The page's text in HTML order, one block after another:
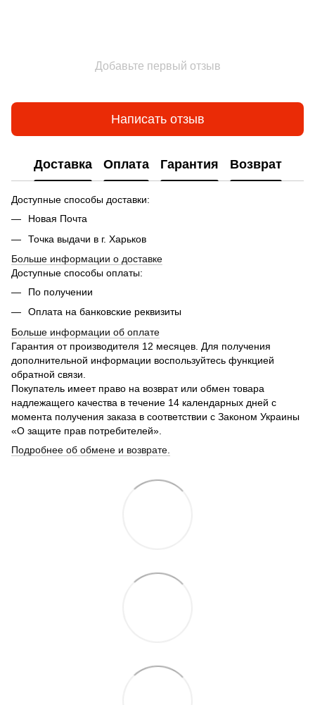
Добавьте первый отзыв
Написать отзыв
Доставка Оплата Гарантия Возврат
Доступные способы доставки:
Новая Почта
Точка выдачи в г. Харьков
Больше информации о доставке
Доступные способы оплаты:
По получении
Оплата на банковские реквизиты
Больше информации об оплате
Гарантия от производителя 12 месяцев. Для получения
дополнительной информации воспользуйтесь функцией
обратной связи.
Покупатель имеет право на возврат или обмен товара
надлежащего качества в течение 14 календарных дней с
момента получения заказа в соответствии с Законом Украины
«О защите прав потребителей».
Подробнее об обмене и возврате.